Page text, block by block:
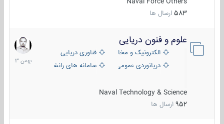
583 ارسال ها
علوم و فنون دریایی
الکترونیک و مخابرات دریاییفناوری دریایی
دریانوردی عمومی
سامانه های رانشی دریایی
Naval Technology & Science
952 ارسال ها
6
بهمن
1403